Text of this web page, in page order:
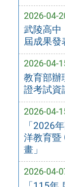
2026-04-
武陵高中
屆成果發
2026-04-
教育部辦
證考試資
2026-04-
「2026
洋教育暨
畫」
2026-04-